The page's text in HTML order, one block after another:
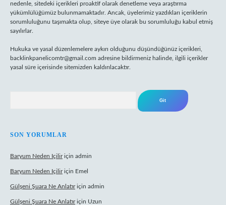
nedenle, sitedeki içerikleri proaktif olarak denetleme veya araştırma
yükümlülüğümüz bulunmamaktadır. Ancak, üyelerimiz yazdıkları içeriklerin
sorumluluğunu taşımakta olup, siteye üye olarak bu sorumluluğu kabul etmiş
sayılırlar.
Hukuka ve yasal düzenlemelere aykırı olduğunu düşündüğünüz içerikleri,
backlinkpanelicomtr@gmail.com adresine bildirmeniz halinde, ilgili içerikler
yasal süre içerisinde sitemizden kaldırılacaktır.
SON YORUMLAR
Baryum Neden Içiliriçin admin
Baryum Neden Içiliriçin Emel
Gülşeni Şuara Ne Anlatıriçin admin
Gülşeni Şuara Ne Anlatıriçin Uzun